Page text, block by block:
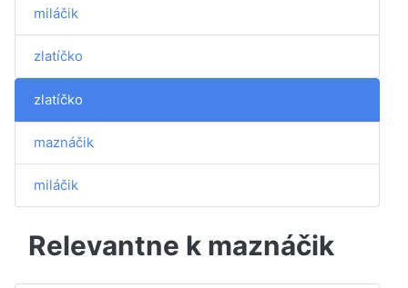
miláčik
zlatíčko
zlatíčko
maznáčik
miláčik
Relevantne k maznáčik